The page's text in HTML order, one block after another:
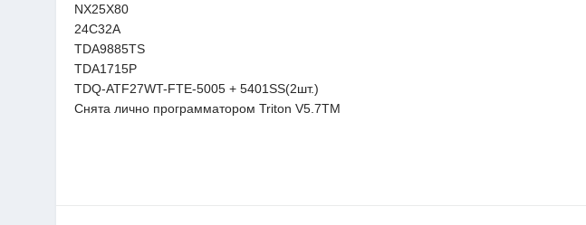
NX25X80
24C32A
TDA9885TS
TDA1715P
TDQ-ATF27WT-FTE-5005 + 5401SS(2шт.)
Снята лично программатором Triton V5.7TM